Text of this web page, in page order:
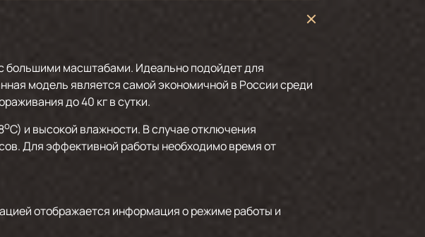
большими масштабами. Идеально подойдет для
модель является самой экономичной в России среди
до 40 кг в сутки.
оС) и высокой влажности. В случае отключения
Для эффективной работы необходимо время от
отображается информация о режиме работы и